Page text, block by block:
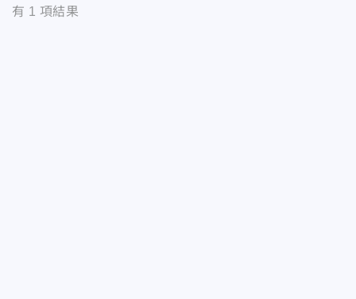
有 1 項結果